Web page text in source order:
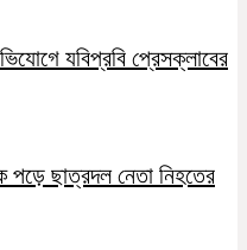
যবিপ্রবি প্রেসক্লাবের
পড়ে ছাত্রদল নেতা নিহতের